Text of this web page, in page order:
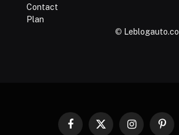
Contact
Plan
©
Facebook
X Instagram